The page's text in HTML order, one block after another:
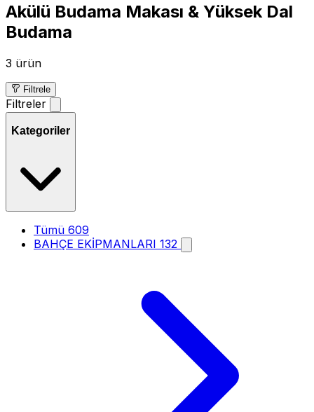
Akülü Budama Makası & Yüksek Dal
Budama
3 ürün
Filtrele
Filtreler
Kategoriler
Tümü 609
BAHÇE EKİPMANLARI 132